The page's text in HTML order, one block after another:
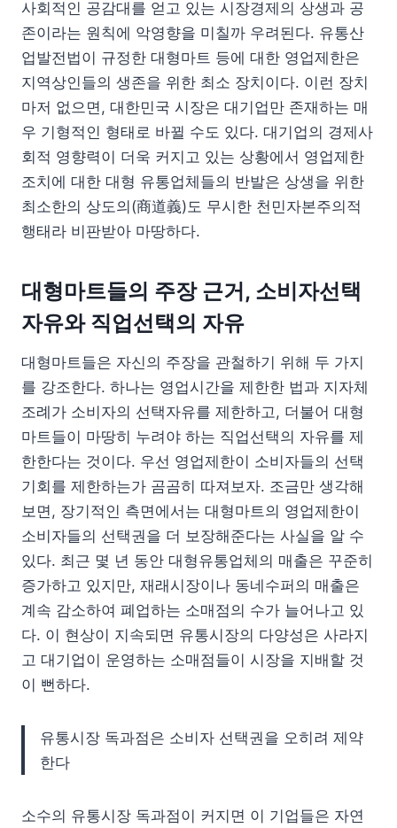
사회적인 공감대를 얻고 있는 시장경제의 상생과 공
존이라는 원칙에 악영향을 미칠까 우려된다. 유통산
업발전법이 규정한 대형마트 등에 대한 영업제한은
지역상인들의 생존을 위한 최소 장치이다. 이런 장치
마저 없으면, 대한민국 시장은 대기업만 존재하는 매
우 기형적인 형태로 바뀔 수도 있다. 대기업의 경제사
회적 영향력이 더욱 커지고 있는 상황에서 영업제한
조치에 대한 대형 유통업체들의 반발은 상생을 위한
최소한의 상도의(商道義)도 무시한 천민자본주의적
행태라 비판받아 마땅하다.
대형마트들의 주장 근거, 소비자선택
자유와 직업선택의 자유
대형마트들은 자신의 주장을 관철하기 위해 두 가지
를 강조한다. 하나는 영업시간을 제한한 법과 지자체
조례가 소비자의 선택자유를 제한하고, 더불어 대형
마트들이 마땅히 누려야 하는 직업선택의 자유를 제
한한다는 것이다. 우선 영업제한이 소비자들의 선택
기회를 제한하는가 곰곰히 따져보자. 조금만 생각해
보면, 장기적인 측면에서는 대형마트의 영업제한이
소비자들의 선택권을 더 보장해준다는 사실을 알 수
있다. 최근 몇 년 동안 대형유통업체의 매출은 꾸준히
증가하고 있지만, 재래시장이나 동네수퍼의 매출은
계속 감소하여 폐업하는 소매점의 수가 늘어나고 있
다. 이 현상이 지속되면 유통시장의 다양성은 사라지
고 대기업이 운영하는 소매점들이 시장을 지배할 것
이 뻔하다.
유통시장 독과점은 소비자 선택권을 오히려 제약
한다
소수의 유통시장 독과점이 커지면 이 기업들은 자연